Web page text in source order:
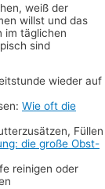
weiß der
willst und das
im täglichen
sind
wieder auf
Wie oft die
Füllen
die große Obst-
reinigen oder